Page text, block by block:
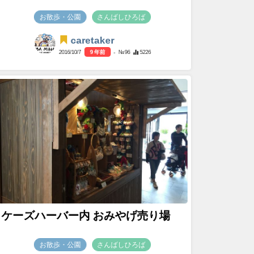
お散歩・公園 さんばしひろば
caretaker
2016/10/7 9 年前 - №96 5226
ケーズハーバー内 おみやげ売り場
お散歩・公園 さんばしひろば